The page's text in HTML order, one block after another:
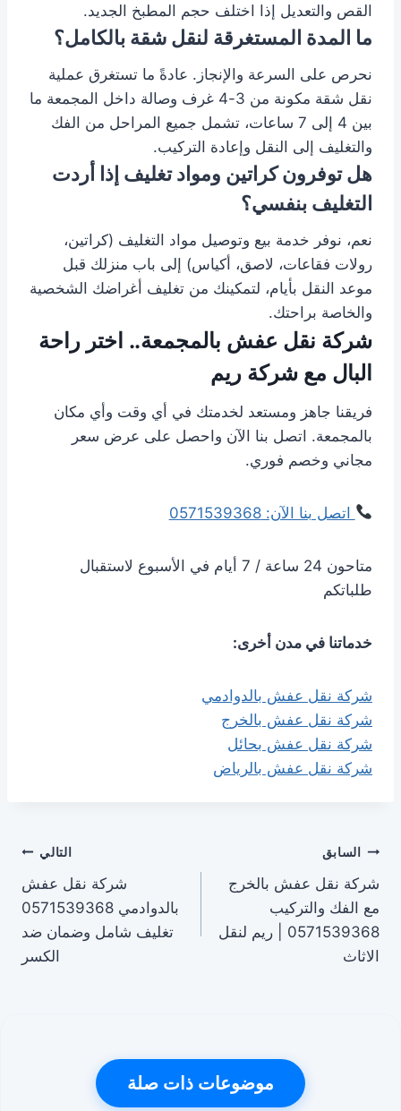
القص والتعديل إذا اختلف حجم المطبخ الجديد.
ما المدة المستغرقة لنقل شقة بالكامل؟
نحرص على السرعة والإنجاز. عادةً ما تستغرق عملية
نقل شقة مكونة من 3-4 غرف وصالة داخل المجمعة ما
بين 4 إلى 7 ساعات، تشمل جميع المراحل من الفك
والتغليف إلى النقل وإعادة التركيب.
هل توفرون كراتين ومواد تغليف إذا أردت
التغليف بنفسي؟
نعم، نوفر خدمة بيع وتوصيل مواد التغليف (كراتين،
رولات فقاعات، لاصق، أكياس) إلى باب منزلك قبل
موعد النقل بأيام، لتمكينك من تغليف أغراضك الشخصية
والخاصة براحتك.
شركة نقل عفش بالمجمعة.. اختر راحة
البال مع شركة ريم
فريقنا جاهز ومستعد لخدمتك في أي وقت وأي مكان
بالمجمعة. اتصل بنا الآن واحصل على عرض سعر
مجاني وخصم فوري.
اتصل بنا الآن: 0571539368
متاحون 24 ساعة / 7 أيام في الأسبوع لاستقبال
طلباتكم
خدماتنا في مدن أخرى:
شركة نقل عفش بالدوادمي
شركة نقل عفش بالخرج
شركة نقل عفش بحائل
شركة نقل عفش بالرياض
تصفّح
المقالات
السابق
شركة نقل عفش بالخرج
مع الفك والتركيب
0571539368 | ريم لنقل
الاثاث
التالي
شركة نقل عفش
بالدوادمي 0571539368
تغليف شامل وضمان ضد
الكسر
موضوعات ذات صلة